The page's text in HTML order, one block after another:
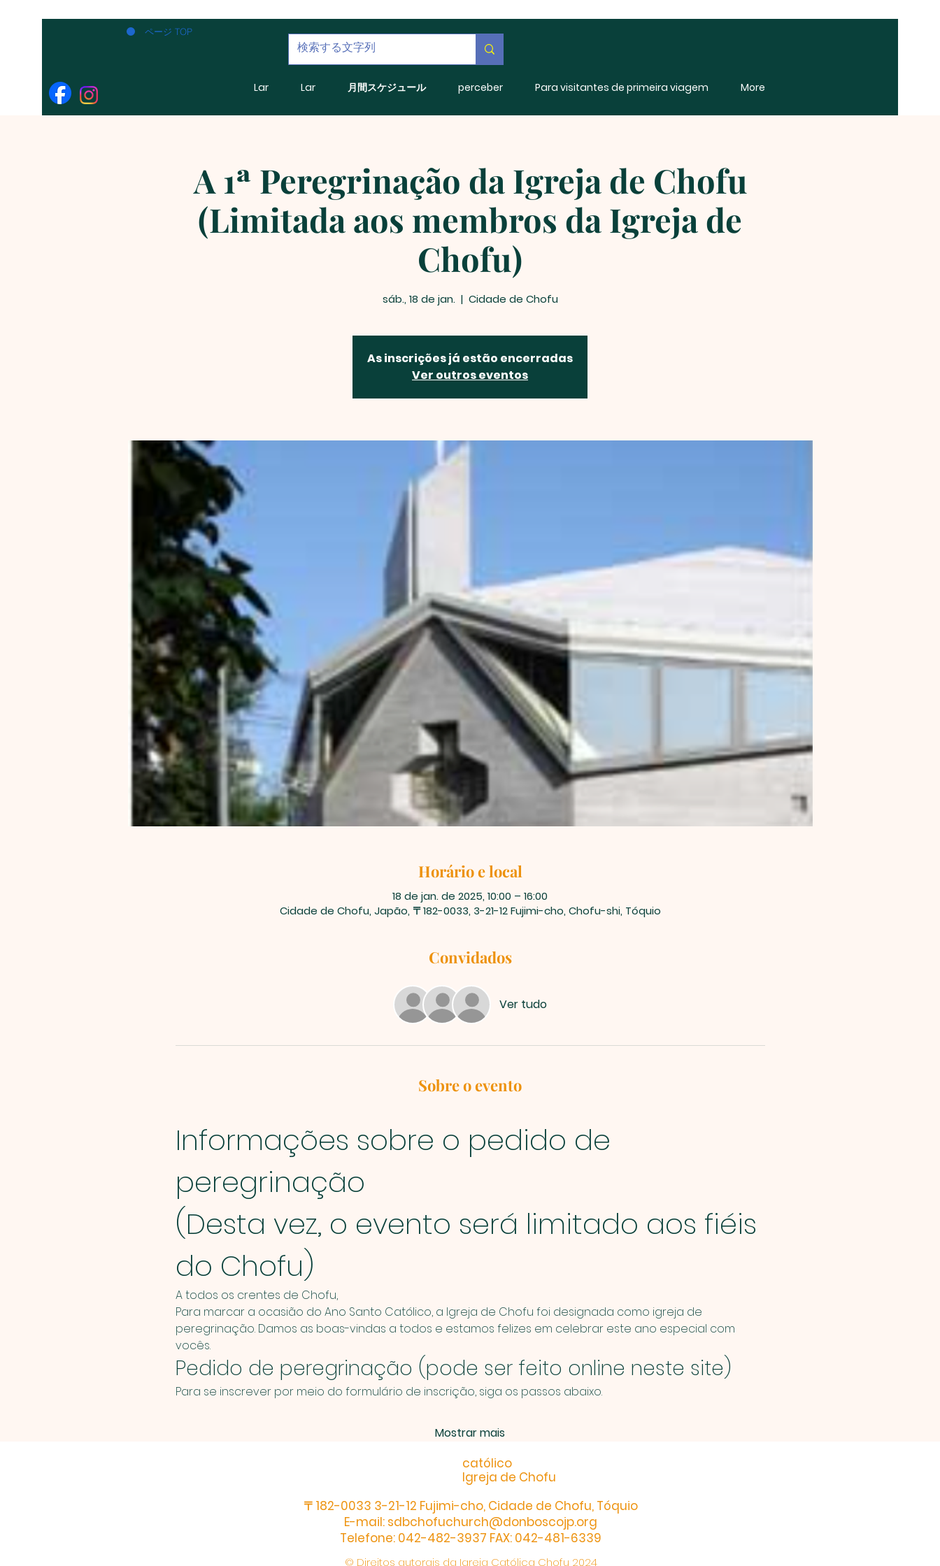
ページ TOP
Lar Lar 月間スケジュール perceber Para visitantes de primeira viagem More
A 1ª Peregrinação da Igreja de Chofu
(Limitada aos membros da Igreja de
Chofu)
sáb., 18 de jan.
  |
Cidade de Chofu
As inscrições já estão encerradas
Ver outros eventos
Horário e local
18 de jan. de 2025, 10:00 – 16:00
Cidade de Chofu, Japão, 〒182-0033, 3-21-12 Fujimi-cho, Chofu-shi, Tóquio
Convidados
Ver tudo
Sobre o evento
Informações sobre o pedido de
peregrinação
(Desta vez, o evento será limitado aos fiéis
do Chofu)
A todos os crentes de Chofu,
Para marcar a ocasião do Ano Santo Católico, a Igreja de Chofu foi designada como igreja de
peregrinação. Damos as boas-vindas a todos e estamos felizes em celebrar este ano especial com
vocês.
Pedido de peregrinação (pode ser feito online neste site)
Para se inscrever por meio do formulário de inscrição, siga os passos abaixo.
Mostrar mais
católico
Igreja de Chofu
〒182-0033 3-21-12 Fujimi-cho, Cidade de Chofu, Tóquio
E-mail: sdbchofuchurch@donboscojp.org
Telefone: 042-482-3937 FAX: 042-481-6339
© Direitos autorais da Igreja Católica Chofu 2024